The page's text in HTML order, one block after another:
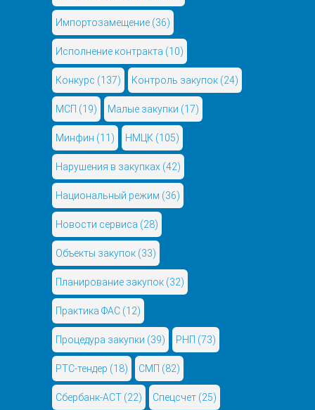
Импортозамещение (36)
Исполнение контракта (10)
Конкурс (137) Контроль закупок (24)
МСП (19) Малые закупки (17)
Минфин (11) НМЦК (105)
Нарушения в закупках (42)
Национальный режим (36)
Новости сервиса (28)
Объекты закупок (33)
Планирование закупок (32)
Практика ФАС (12)
Процедура закупки (39) РНП (73)
РТС-тендер (18) СМП (82)
Сбербанк-АСТ (22) Спецсчет (25)